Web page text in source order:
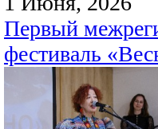
Первый
фестиваль